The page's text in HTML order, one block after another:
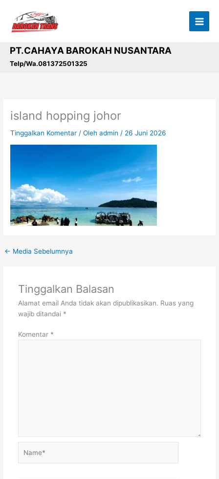
konten
PT.CAHAYA BAROKAH NUSANTARA
Telp/Wa.081372501325
island hopping johor
Tinggalkan Komentar / Olehadmin / 26 Juni 2026
← Media Sebelumnya
Tinggalkan Balasan
Alamat email Anda tidak akan dipublikasikan. Ruas yang
wajib ditandai *
Komentar *